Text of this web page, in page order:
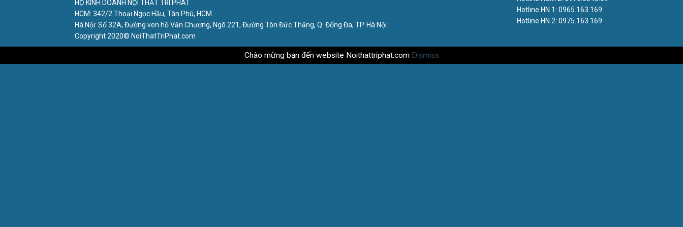
Hotline HN 1: 0965.163.169
Hotline HN 2: 0975.163.169
HỘ KINH DOANH NỘI THẤT TRÍ PHÁT
HCM: 342/2 Thoại Ngọc Hầu, Tân Phú, HCM
Hà Nội: Số 32A, Đường ven hồ Văn Chương, Ngõ 221, Đường Tôn Đức Thắng, Q. Đống Đa, TP. Hà Nội.
Copyright 2020© NoiThatTriPhat.com
Chào mừng bạn đến website Noithattriphat.com Dismiss